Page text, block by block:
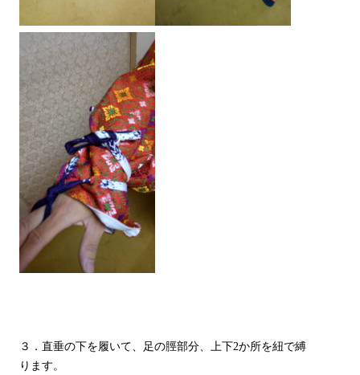
３．直垂の下を履いて、足の脛部分、上下2か所を紐で縛
ります。